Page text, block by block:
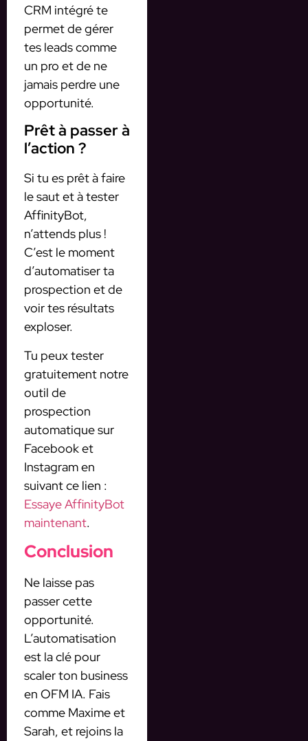
CRM intégré te
permet de gérer
tes leads comme
un pro et de ne
jamais perdre une
opportunité.
Prêt à passer à
l’action ?
Si tu es prêt à faire
le saut et à tester
AffinityBot,
n’attends plus !
C’est le moment
d’automatiser ta
prospection et de
voir tes résultats
exploser.
Tu peux tester
gratuitement notre
outil de
prospection
automatique sur
Facebook et
Instagram en
suivant ce lien :
Essaye AffinityBot
maintenant.
Conclusion
Ne laisse pas
passer cette
opportunité.
L’automatisation
est la clé pour
scaler ton business
en OFM IA. Fais
comme Maxime et
Sarah, et rejoins la